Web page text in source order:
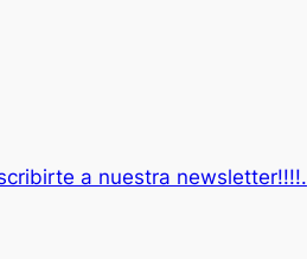
a nuestra newsletter!!!!.